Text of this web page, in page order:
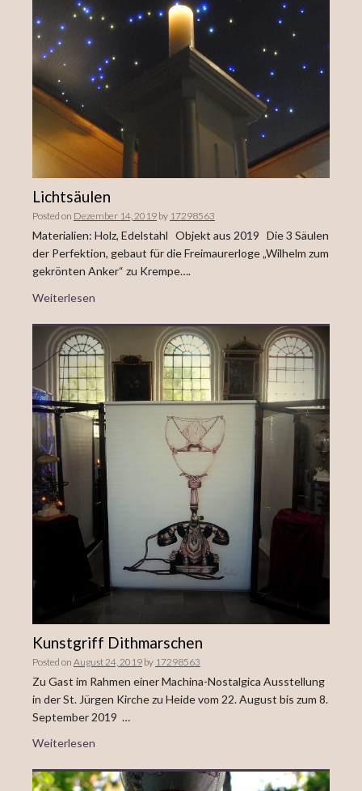
Lichtsäulen
Posted on Dezember 14, 2019 by 17298563
Materialien: Holz, Edelstahl Objekt aus 2019 Die 3 Säulen
der Perfektion, gebaut für die Freimaurerloge „Wilhelm zum
gekrönten Anker“ zu Krempe….
Weiterlesen
Kunstgriff Dithmarschen
Posted on August 24, 2019 by 17298563
Zu Gast im Rahmen einer Machina-Nostalgica Ausstellung
in der St. Jürgen Kirche zu Heide vom 22. August bis zum 8.
September 2019 …
Weiterlesen